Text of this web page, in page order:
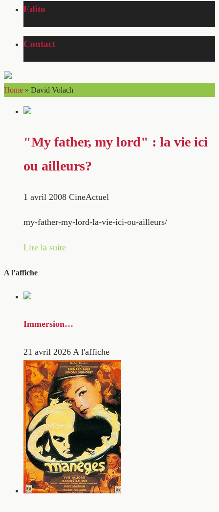
Edito
Contact
Home » David Volach
"My father, my lord" : la vie ici
ou ailleurs?
1 avril 2008 CineActuel
my-father-my-lord-la-vie-ici-ou-ailleurs/
Lire la suite
A l’affiche
Immersion…
21 avril 2026 A l'affiche